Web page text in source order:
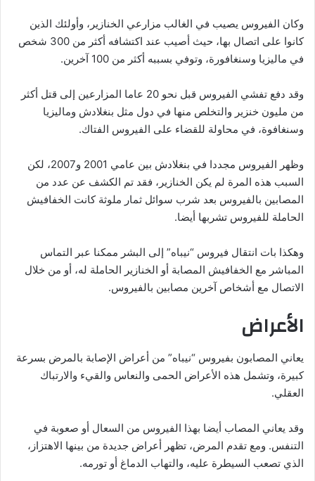
وكان الفيروس يصيب في الغالب مزارعي الخنازير، وأولئك الذين
كانوا على اتصال بها، حيث أصيب عند اكتشافه أكثر من 300 شخص
في ماليزيا وسنغافورة، وتوفي بسببه أكثر من 100 آخرين.
وقد دفع تفشي الفيروس قبل نحو 20 عاما المزارعين إلى قتل أكثر
من مليون خنزير والتخلص منها في دول مثل بنغلادش وماليزيا
وسنغافوة، في محاولة للقضاء على الفيروس الفتاك.
وظهر الفيروس مجددا في بنغلادش بين عامي 2001 و2007، لكن
السبب هذه المرة لم يكن الخنازير، فقد تم الكشف عن عدد من
المصابين بالفيروس بعد شرب سوائل ثمار ملوثة كانت الخفافيش
الحاملة للفيروس تشربها أيضا.
وهكذا بات انتقال فيروس “نيباه” إلى البشر ممكنا عبر التماس
المباشر مع الخفافيش المصابة أو الخنازير الحاملة له، أو من خلال
الاتصال مع أشخاص آخرين مصابين بالفيروس.
الأعراض
يعاني المصابون بفيروس “نيباه” من أعراض الإصابة بالمرض بسرعة
كبيرة، وتشمل هذه الأعراض الحمى والنعاس والقيء والارتباك
العقلي.
وقد يعاني المصاب أيضا بهذا الفيروس من السعال أو صعوبة في
التنفس. ومع تقدم المرض، تظهر أعراض جديدة من بينها الاهتزاز،
الذي تصعب السيطرة عليه، والتهاب الدماغ أو تورمه.